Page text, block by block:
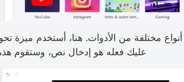
مختلفة من الأدوات. هنا، أستخدم ميزة
عليك فعله هو إدخال نص، وستقوم